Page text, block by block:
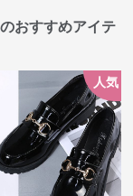
おすすめアイテ
人気